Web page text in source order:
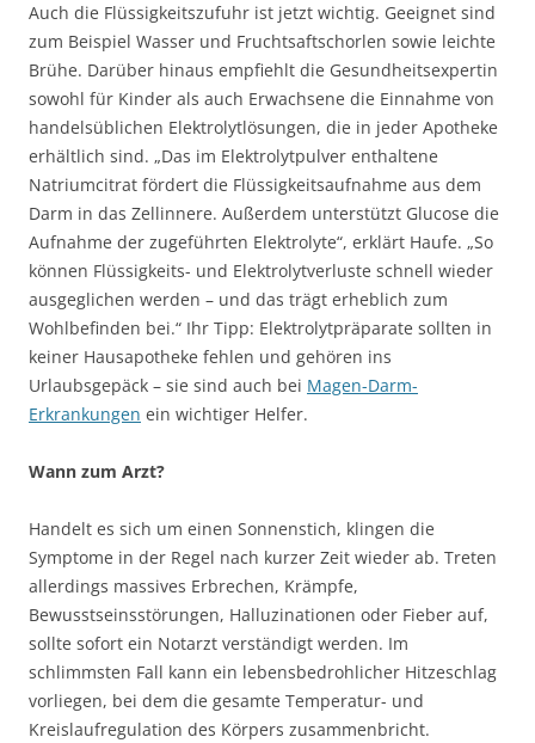
Auch die Flüssigkeitszufuhr ist jetzt wichtig. Geeignet sind
zum Beispiel Wasser und Fruchtsaftschorlen sowie leichte
Brühe. Darüber hinaus empfiehlt die Gesundheitsexpertin
sowohl für Kinder als auch Erwachsene die Einnahme von
handelsüblichen Elektrolytlösungen, die in jeder Apotheke
erhältlich sind. „Das im Elektrolytpulver enthaltene
Natriumcitrat fördert die Flüssigkeitsaufnahme aus dem
Darm in das Zellinnere. Außerdem unterstützt Glucose die
Aufnahme der zugeführten Elektrolyte“, erklärt Haufe. „So
können Flüssigkeits- und Elektrolytverluste schnell wieder
ausgeglichen werden – und das trägt erheblich zum
Wohlbefinden bei.“ Ihr Tipp: Elektrolytpräparate sollten in
keiner Hausapotheke fehlen und gehören ins
Urlaubsgepäck – sie sind auch bei Magen-Darm-
Erkrankungen ein wichtiger Helfer.
Wann zum Arzt?
Handelt es sich um einen Sonnenstich, klingen die
Symptome in der Regel nach kurzer Zeit wieder ab. Treten
allerdings massives Erbrechen, Krämpfe,
Bewusstseinsstörungen, Halluzinationen oder Fieber auf,
sollte sofort ein Notarzt verständigt werden. Im
schlimmsten Fall kann ein lebensbedrohlicher Hitzeschlag
vorliegen, bei dem die gesamte Temperatur- und
Kreislaufregulation des Körpers zusammenbricht.